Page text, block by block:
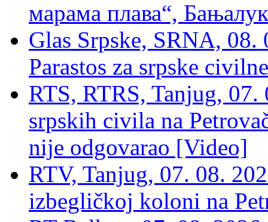
марама плава“,
Glas Srpske, SRNA,
Parastos za srpske
RTS, RTRS, Tanjug,
srpskih civila na
nije odgovarao [Video]
RTV, Tanjug, 07. 08.
izbegličkoj koloni na